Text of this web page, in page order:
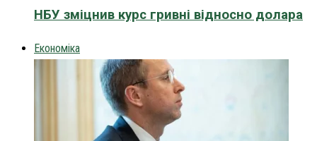
НБУ зміцнив курс гривні відносно долара
Економіка